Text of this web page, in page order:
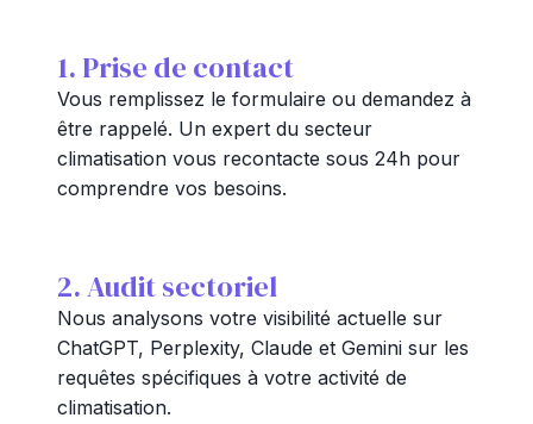
1. Prise de contact
Vous remplissez le formulaire ou demandez à
être rappelé. Un expert du secteur
climatisation vous recontacte sous 24h pour
comprendre vos besoins.
2. Audit sectoriel
Nous analysons votre visibilité actuelle sur
ChatGPT, Perplexity, Claude et Gemini sur les
requêtes spécifiques à votre activité de
climatisation.